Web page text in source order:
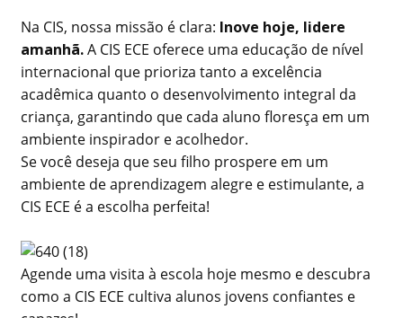
Na CIS, nossa missão é clara: Inove hoje, lidere
amanhã.A CIS ECE oferece uma educação de nível
internacional que prioriza tanto a excelência
acadêmica quanto o desenvolvimento integral da
criança, garantindo que cada aluno floresça em um
ambiente inspirador e acolhedor.
Se você deseja que seu filho prospere em um
ambiente de aprendizagem alegre e estimulante, a
CIS ECE é a escolha perfeita!
Agende uma visita à escola hoje mesmo e descubra
como a CIS ECE cultiva alunos jovens confiantes e